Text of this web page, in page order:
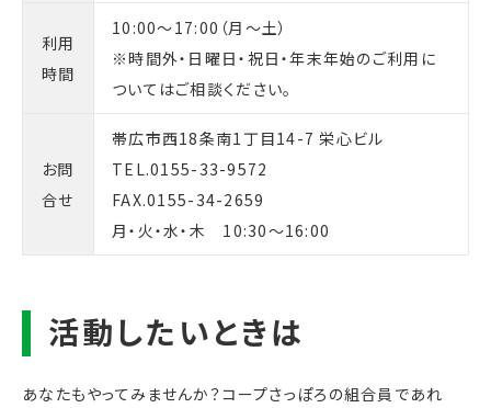
利用
時間
10:00～17:00（月～土）
※時間外・日曜日・祝日・年末年始のご利用に
ついてはご相談ください。
お問
合せ
帯広市西18条南1丁目14-7 栄心ビル
TEL.0155-33-9572
FAX.0155-34-2659
月・火・水・木 10:30～16:00
あなたもやってみませんか？コープさっぽろの組合員であれ